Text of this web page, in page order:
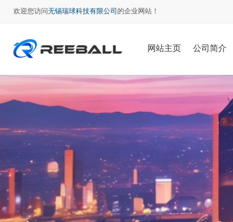
欢迎您访问无锡瑞球科技有限公司 的企业网站！
网站主页 公司简介